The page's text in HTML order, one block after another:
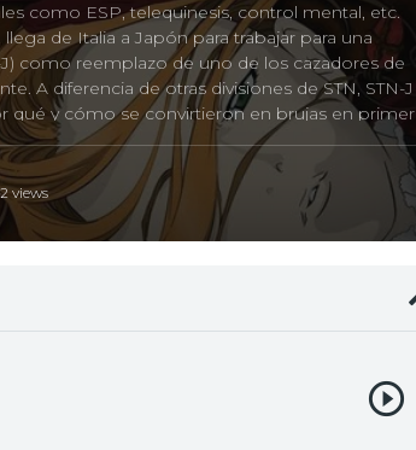
como ESP, telequinesis, control mental, etc.
de Italia a Japón para trabajar para una
como reemplazo de uno de los cazadores de
A diferencia de otras divisiones de STN, STN-J
qué y cómo se convirtieron en brujas en primer
views